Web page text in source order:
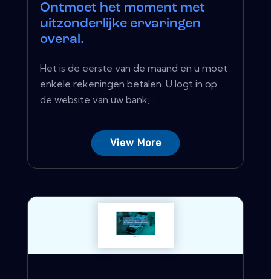
Ontmoet het moment met
uitzonderlijke ervaringen
overal.
Het is de eerste van de maand en u moet
enkele rekeningen betalen. U logt in op
de website van uw bank,...
View More